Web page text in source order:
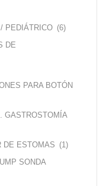
PEDIÁTRICO (6)
DE
PARA BOTÓN
GASTROSTOMÍA
DE ESTOMAS (1)
SONDA